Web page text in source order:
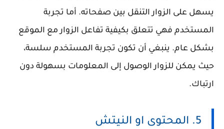
يسهل على الزوار التنقل بين صفحاته. أما تجربة
المستخدم فهي تتعلق بكيفية تفاعل الزوار مع الموقع
بشكل عام. ينبغي أن تكون تجربة المستخدم سلسة،
حيث يمكن للزوار الوصول إلى المعلومات بسهولة دون
ارتباك.
5. المحتوى او النيتش